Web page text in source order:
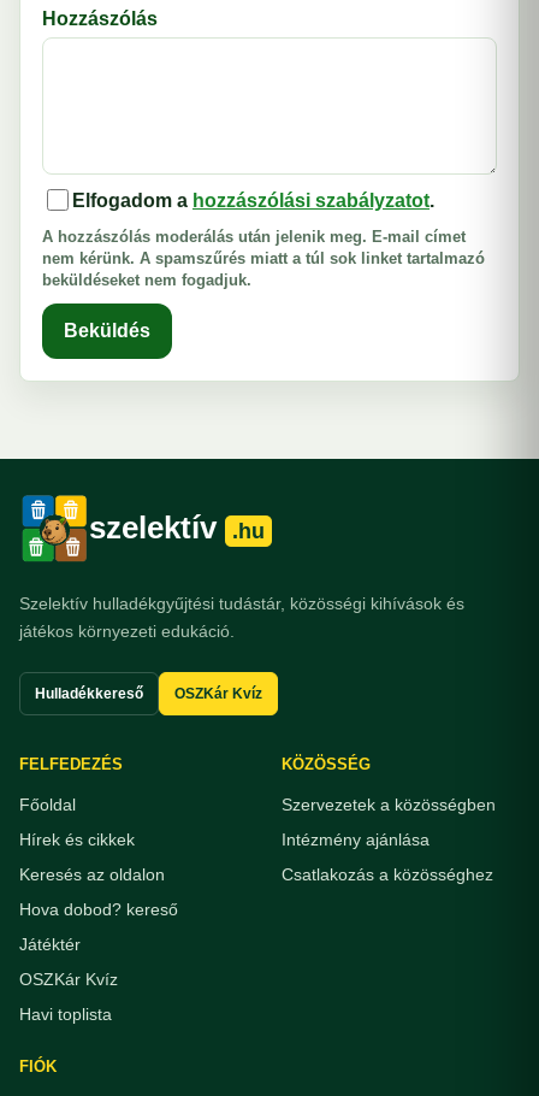
Hozzászólás
Elfogadom a hozzászólási szabályzatot.
A hozzászólás moderálás után jelenik meg. E-mail címet
nem kérünk. A spamszűrés miatt a túl sok linket tartalmazó
beküldéseket nem fogadjuk.
Beküldés
szelektív .hu
Szelektív hulladékgyűjtési tudástár, közösségi kihívások és
játékos környezeti edukáció.
Hulladékkereső OSZKár Kvíz
FELFEDEZÉS
Főoldal
Hírek és cikkek
Keresés az oldalon
Hova dobod? kereső
Játéktér
OSZKár Kvíz
Havi toplista
KÖZÖSSÉG
Szervezetek a közösségben
Intézmény ajánlása
Csatlakozás a közösséghez
FIÓK